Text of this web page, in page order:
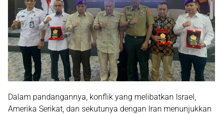
Dalam pandangannya, konflik yang melibatkan Israel,
Amerika Serikat, dan sekutunya dengan Iran menunjukkan